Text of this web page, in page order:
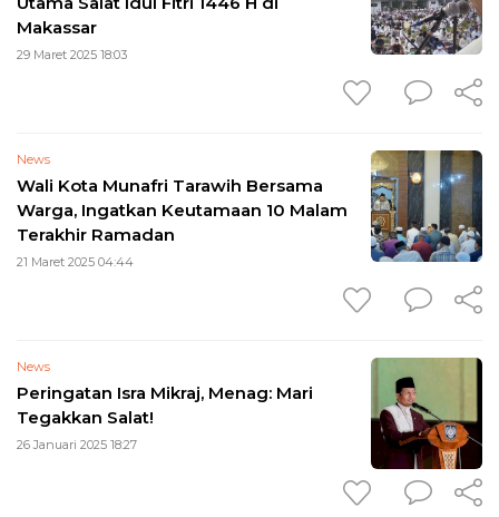
Makassar
29 Maret 2025 18:03
News
Wali Kota Munafri Tarawih Bersama
Warga, Ingatkan Keutamaan 10 Malam
Terakhir Ramadan
21 Maret 2025 04:44
News
Peringatan Isra Mikraj, Menag: Mari
Tegakkan Salat!
26 Januari 2025 18:27